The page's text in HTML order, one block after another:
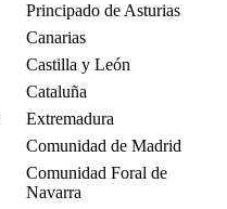
Principado de Asturias
Canarias
Castilla y León
Cataluña
Extremadura
Comunidad de Madrid
Comunidad Foral de
Navarra